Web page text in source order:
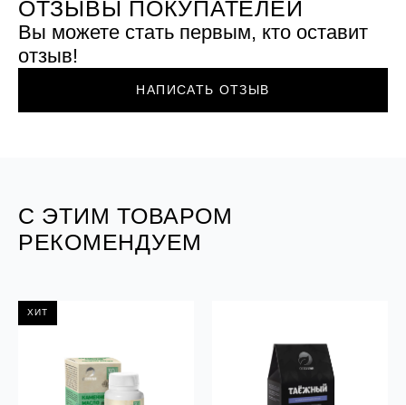
ОТЗЫВЫ ПОКУПАТЕЛЕЙ
Вы можете стать первым, кто оставит
отзыв!
НАПИСАТЬ ОТЗЫВ
С ЭТИМ ТОВАРОМ
РЕКОМЕНДУЕМ
ХИТ